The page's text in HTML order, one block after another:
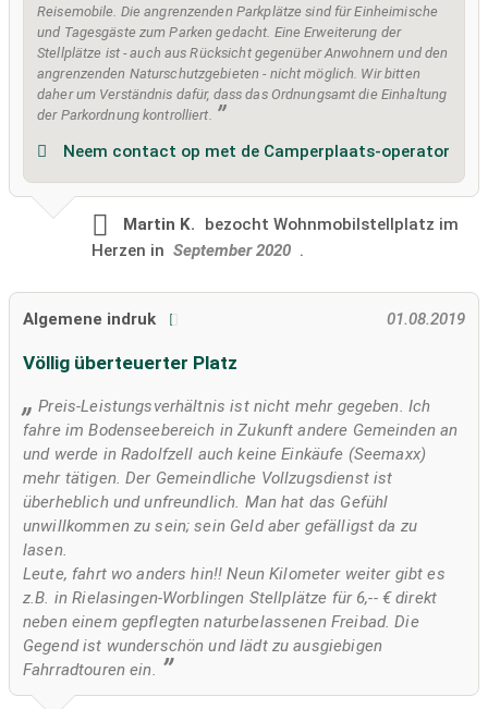
Reisemobile. Die angrenzenden Parkplätze sind für Einheimische
und Tagesgäste zum Parken gedacht. Eine Erweiterung der
Stellplätze ist - auch aus Rücksicht gegenüber Anwohnern und den
angrenzenden Naturschutzgebieten - nicht möglich. Wir bitten
daher um Verständnis dafür, dass das Ordnungsamt die Einhaltung
der Parkordnung kontrolliert.
Neem contact op met de Camperplaats-operator
Martin K. bezocht Wohnmobilstellplatz im
Herzen in September 2020 .
Algemene indruk 01.08.2019
Völlig überteuerter Platz
Preis-Leistungsverhältnis ist nicht mehr gegeben. Ich
fahre im Bodenseebereich in Zukunft andere Gemeinden an
und werde in Radolfzell auch keine Einkäufe (Seemaxx)
mehr tätigen. Der Gemeindliche Vollzugsdienst ist
überheblich und unfreundlich. Man hat das Gefühl
unwillkommen zu sein; sein Geld aber gefälligst da zu
lasen.
Leute, fahrt wo anders hin!! Neun Kilometer weiter gibt es
z.B. in Rielasingen-Worblingen Stellplätze für 6,-- € direkt
neben einem gepflegten naturbelassenen Freibad. Die
Gegend ist wunderschön und lädt zu ausgiebigen
Fahrradtouren ein.